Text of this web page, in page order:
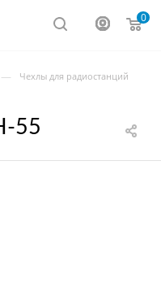
0
— Чехлы для радиостанций
55